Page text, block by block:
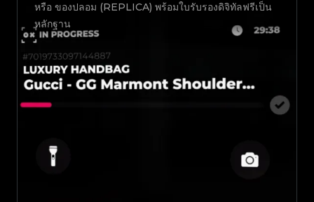
หรือ ของปลอม (REPLICA) พร้อมใบรับรองดิจิทัลฟรีเป็น
หลักฐาน